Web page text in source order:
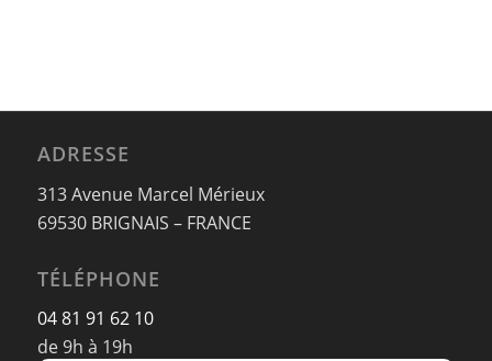
ADRESSE
313 Avenue Marcel Mérieux
69530 BRIGNAIS – FRANCE
TÉLÉPHONE
04 81 91 62 10
de 9h à 19h